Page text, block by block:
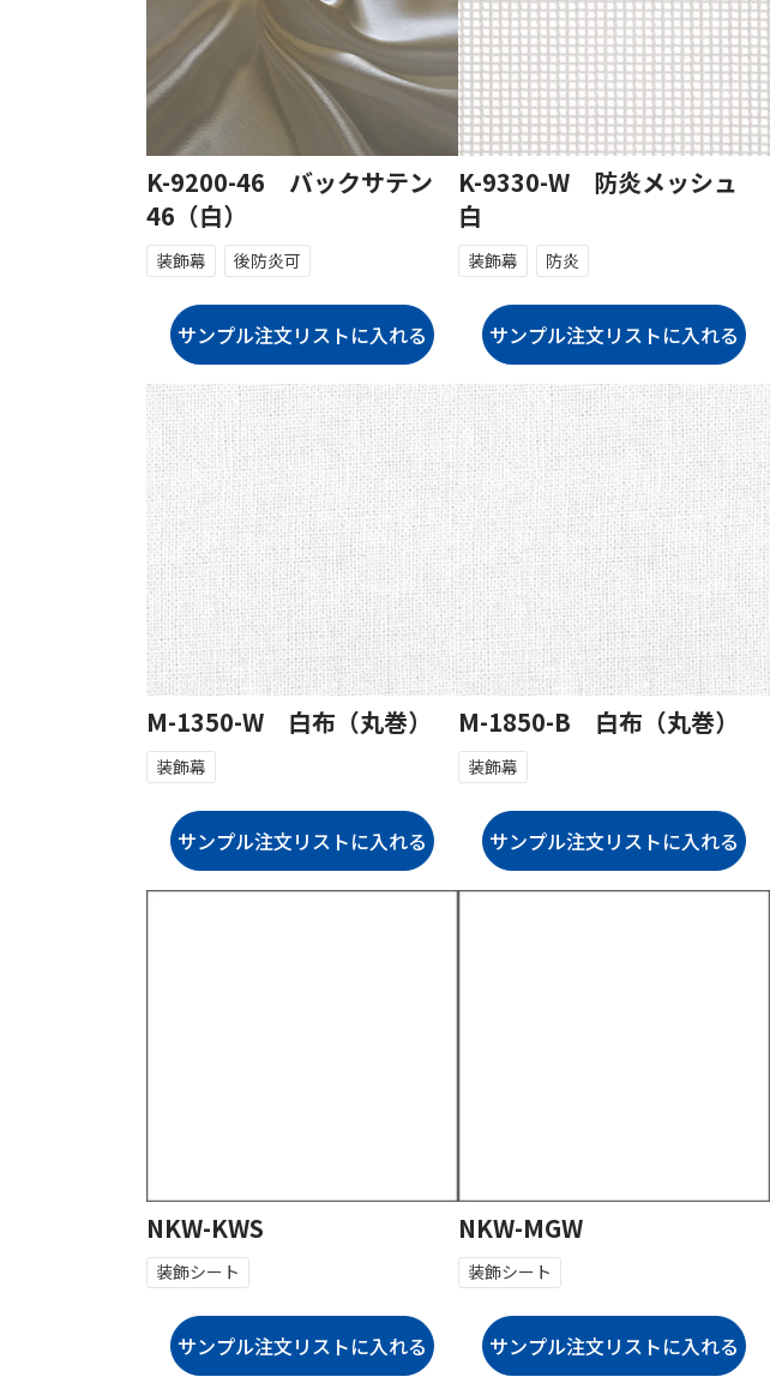
K-9200-46 バックサテン
46（白）
装飾幕 後防炎可
K-9330-W 防炎メッシュ
白
装飾幕 防炎
M-1350-W 白布（丸巻）
装飾幕
M-1850-B 白布（丸巻）
装飾幕
NKW-KWS
装飾シート
NKW-MGW
装飾シート